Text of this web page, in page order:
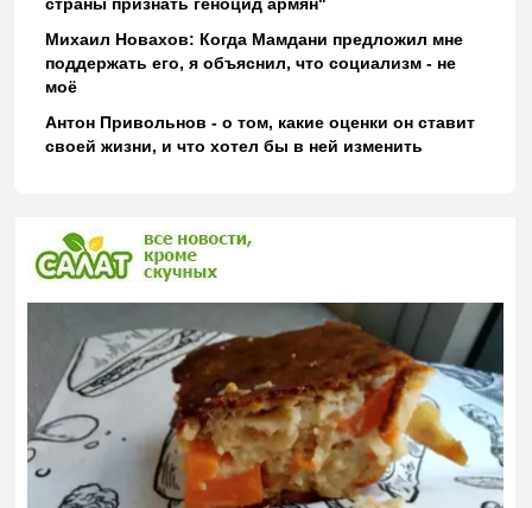
Михаил Новахов: Когда Мамдани предложил мне
поддержать его, я объяснил, что социализм - не
моё
Антон Привольнов - о том, какие оценки он ставит
своей жизни, и что хотел бы в ней изменить